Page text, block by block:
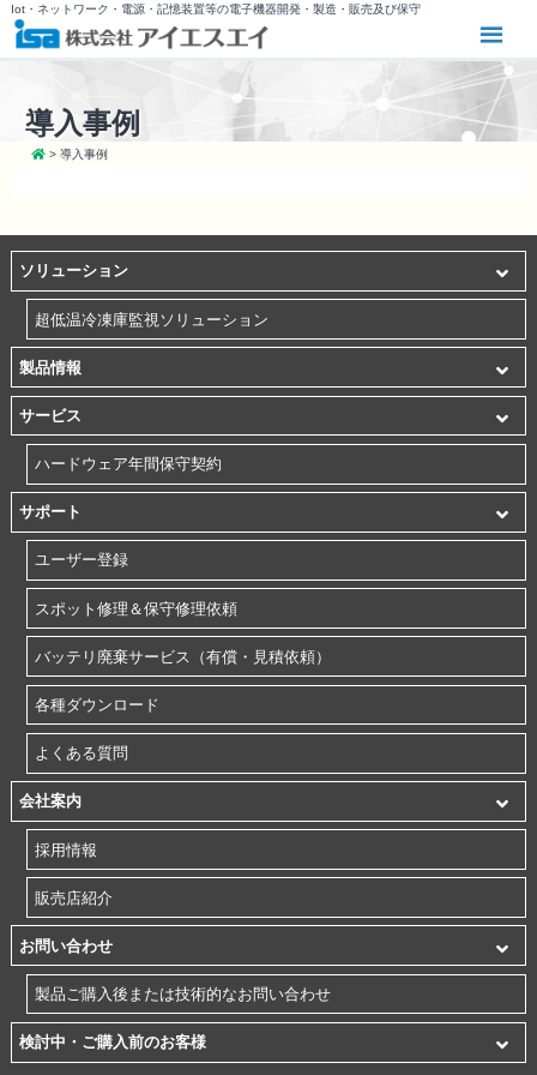
Iot・ネットワーク・電源・記憶装置等の電子機器開発・製造・販売及び保守
導入事例
>導入事例
ソリューション
超低温冷凍庫監視ソリューション
製品情報
サービス
ハードウェア年間保守契約
サポート
ユーザー登録
スポット修理＆保守修理依頼
バッテリ廃棄サービス（有償・見積依頼）
各種ダウンロード
よくある質問
会社案内
採用情報
販売店紹介
お問い合わせ
製品ご購入後または技術的なお問い合わせ
検討中・ご購入前のお客様